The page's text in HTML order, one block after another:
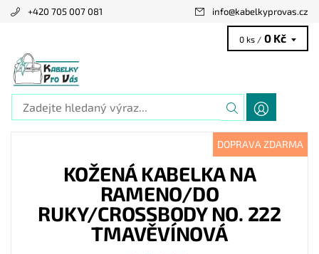
+420 705 007 081 info@kabelkyprovas.cz
0 ks / 0 Kč
DOPRAVA ZDARMA
KOŽENÁ KABELKA NA
RAMENO/DO
RUKY/CROSSBODY NO. 222
TMAVĚVÍNOVÁ